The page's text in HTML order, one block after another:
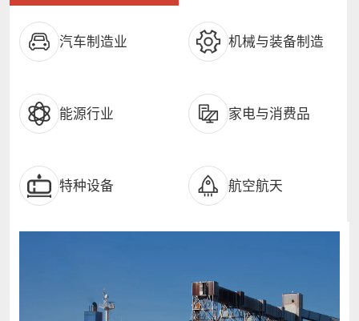
汽车制造业 机械与装备制造
能源行业 家电与消费品
特种设备 航空航天